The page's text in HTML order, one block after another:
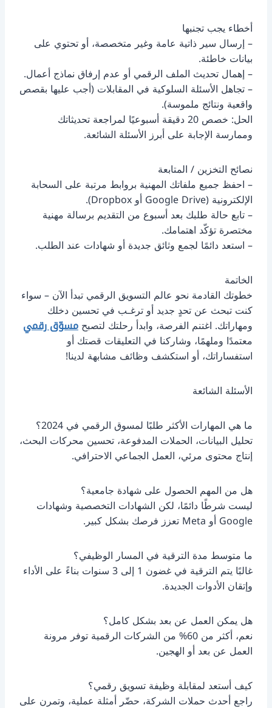
أخطاء يجب تجنبها
– إرسال سير ذاتية عامة وغير متخصصة، أو تحتوي على
بيانات خاطئة.
– إهمال تحديث الملف الرقمي أو عدم إرفاق نماذج أعمال.
– تجاهل الأسئلة السلوكية في المقابلات (أجب عليها بقصص
واقعية ونتائج ملموسة).
الحل: خصص 20 دقيقة أسبوعيًا لمراجعة تحديثاتك
وممارسة الإجابة على أبرز الأسئلة الشائعة.
نصائح التخزين / المتابعة
– احفظ جميع ملفاتك المهنية بروابط مرتبة على السحابة
الإلكترونية (Google Drive أو Dropbox).
– تابع حالة طلبك بعد أسبوع من التقديم برسالة مهنية
مختصرة تؤكّد اهتمامك.
– استعد دائمًا لجمع وثائق جديدة أو شهادات عند الطلب.
الخاتمة
خطوتك القادمة نحو عالم التسويق الرقمي تبدأ الآن – سواء
كنت تبحث عن تحدٍ جديد أو ترغـب في تحسين دخلك
ومهاراتك. اغتنم الفرصة، وابدأ رحلتك لتصبحمسوّق رقمي
معتمدًا وملهمًا، وشاركنا في التعليقات قصتك أو
استفساراتك، أو استكشف وظائف مشابهة لدينا!
الأسئلة الشائعة
ما هي المهارات الأكثر طلبًا لمسوق الرقمي في 2024؟
تحليل البيانات، الحملات المدفوعة، تحسين محركات البحث،
إنتاج محتوى مرئي، العمل الجماعي الاحترافي.
هل من المهم الحصول على شهادة جامعية؟
ليست شرطًا دائمًا، لكن الشهادات التخصصية وشهادات
Google أو Meta تعزز فرصك بشكل كبير.
ما متوسط مدة الترقية في المسار الوظيفي؟
غالبًا يتم الترقية في غضون 1 إلى 3 سنوات بناءً على الأداء
وإتقان الأدوات الجديدة.
هل يمكن العمل عن بعد بشكل كامل؟
نعم، أكثر من 60% من الشركات الرقمية توفر مرونة
العمل عن بعد أو الهجين.
كيف أستعد لمقابلة وظيفة تسويق رقمي؟
راجع أحدث حملات الشركة، حضّر أمثلة عملية، وتمرن على